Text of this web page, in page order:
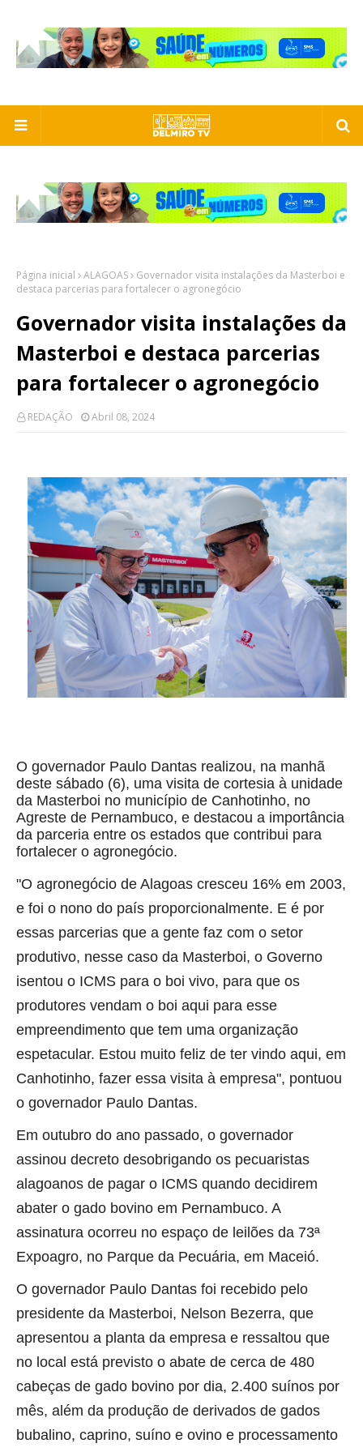
Página inicial ALAGOAS
Governador visita instalações da Masterboi e
destaca parcerias para fortalecer o agronegócio
Governador visita instalações da
Masterboi e destaca parcerias
para fortalecer o agronegócio
REDAÇÃO Abril 08, 2024
O governador Paulo Dantas realizou, na manhã
deste sábado (6), uma visita de cortesia à unidade
da Masterboi no município de Canhotinho, no
Agreste de Pernambuco, e destacou a importância
da parceria entre os estados que contribui para
fortalecer o agronegócio.
"O agronegócio de Alagoas cresceu 16% em 2003,
e foi o nono do país proporcionalmente. E é por
essas parcerias que a gente faz com o setor
produtivo, nesse caso da Masterboi, o Governo
isentou o ICMS para o boi vivo, para que os
produtores vendam o boi aqui para esse
empreendimento que tem uma organização
espetacular. Estou muito feliz de ter vindo aqui, em
Canhotinho, fazer essa visita à empresa", pontuou
o governador Paulo Dantas.
Em outubro do ano passado, o governador
assinou decreto desobrigando os pecuaristas
alagoanos de pagar o ICMS quando decidirem
abater o gado bovino em Pernambuco. A
assinatura ocorreu no espaço de leilões da 73ª
Expoagro, no Parque da Pecuária, em Maceió.
O governador Paulo Dantas foi recebido pelo
presidente da Masterboi, Nelson Bezerra, que
apresentou a planta da empresa e ressaltou que
no local está previsto o abate de cerca de 480
cabeças de gado bovino por dia, 2.400 suínos por
mês, além da produção de derivados de gados
bubalino, caprino, suíno e ovino e processamento